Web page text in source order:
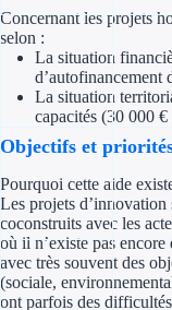
Concernant les projets
selon :
La situation
d’autofinancement
La situation
capacités (30 000
Objectifs et
Pourquoi cette aide
Les projets
coconstruits avec les
où il n’existe pas
avec très souvent des
(sociale,
ont parfois des